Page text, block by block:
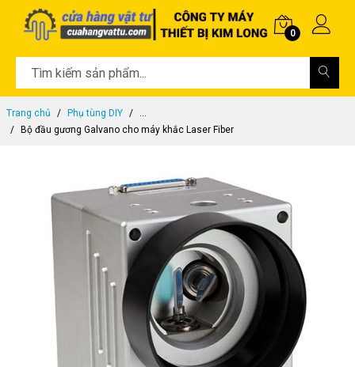
0
Trang chủ Phụ tùng DIY
...
Bộ đầu gương Galvano cho máy khắc Laser Fiber